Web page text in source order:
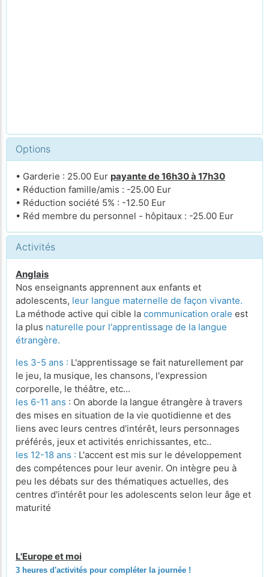
Options
• Garderie : 25.00 Eur payante de 16h30 à 17h30
• Réduction famille/amis : -25.00 Eur
• Réduction société 5% : -12.50 Eur
• Réd membre du personnel - hôpitaux : -25.00 Eur
Activités
Anglais
Nos enseignants apprennent aux enfants et
adolescents, leur langue maternelle de façon vivante.
La méthode active qui cible la communication orale est
la plus naturelle pour l'apprentissage de la langue
étrangère.
les 3-5 ans : L'apprentissage se fait naturellement par
le jeu, la musique, les chansons, l'expression
corporelle, le théâtre, etc...
les 6-11 ans : On aborde la langue étrangère à travers
des mises en situation de la vie quotidienne et des
liens avec leurs centres d'intérêt, leurs personnages
préférés, jeux et activités enrichissantes, etc..
les 12-18 ans : L'accent est mis sur le développement
des compétences pour leur avenir. On intègre peu à
peu les débats sur des thématiques actuelles, des
centres d'intérêt pour les adolescents selon leur âge et
maturité
L'Europe et moi
3 heures d'activités pour compléter la journée !